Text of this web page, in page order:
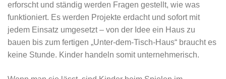
erforscht und ständig werden Fragen gestellt, wie was
funktioniert. Es werden Projekte erdacht und sofort mit
jedem Einsatz umgesetzt – von der Idee ein Haus zu
bauen bis zum fertigen „Unter-dem-Tisch-Haus“ braucht es
keine Stunde. Kinder handeln somit unternehmerisch.